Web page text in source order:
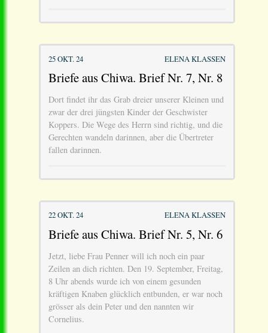
25 OKT. 24 ELENA KLASSEN
Briefe aus Chiwa. Brief Nr. 7, Nr. 8
Dort findet ihr das Grab dreier unserer Kleinen und
zwar der drei jüngsten Kinder der Geschwister
Koppers. Die Wege des Herrn sind richtig, und die
Gerechten wandeln darinnen, aber die Übertreter
fallen darinnen.
22 OKT. 24 ELENA KLASSEN
Briefe aus Chiwa. Brief Nr. 5, Nr. 6
Jetzt, liebe Frau Penner will ich noch ein paar
Zeilen an dich richten. Den 19. September, Freitag,
8 Uhr abends wurde ich von einem gesunden
kräftigen Knaben glücklich entbunden, er war noch
grösser als dein Peter und den nannten wir
Cornelius.